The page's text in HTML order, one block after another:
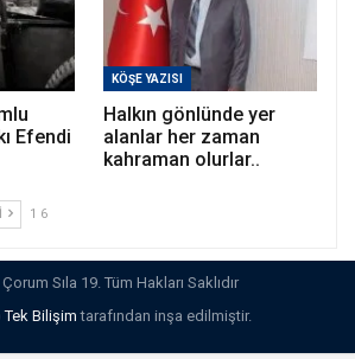
Efendi
KÖŞE YAZISI
Halkın gönlünde yer
alanlar her zaman
kahraman olurlar..
1 6
Sıla 19. Tüm Hakları Saklıdır
Tek Bilişim tarafından inşa edilmiştir.